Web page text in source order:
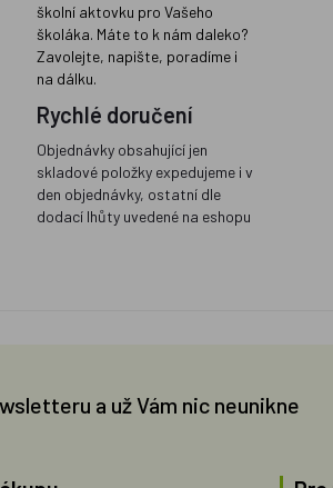
školní aktovku pro Vašeho
školáka. Máte to k nám daleko?
Zavolejte, napište, poradíme i
na dálku.
Rychlé doručení
Objednávky obsahující jen
skladové položky expedujeme i v
den objednávky, ostatní dle
dodací lhůty uvedené na eshopu
a už Vám nic neunikne